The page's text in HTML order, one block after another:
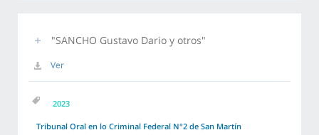
"SANCHO Gustavo Dario y otros"
Ver
2023
Tribunal Oral en lo Criminal Federal N°2 de San Martín